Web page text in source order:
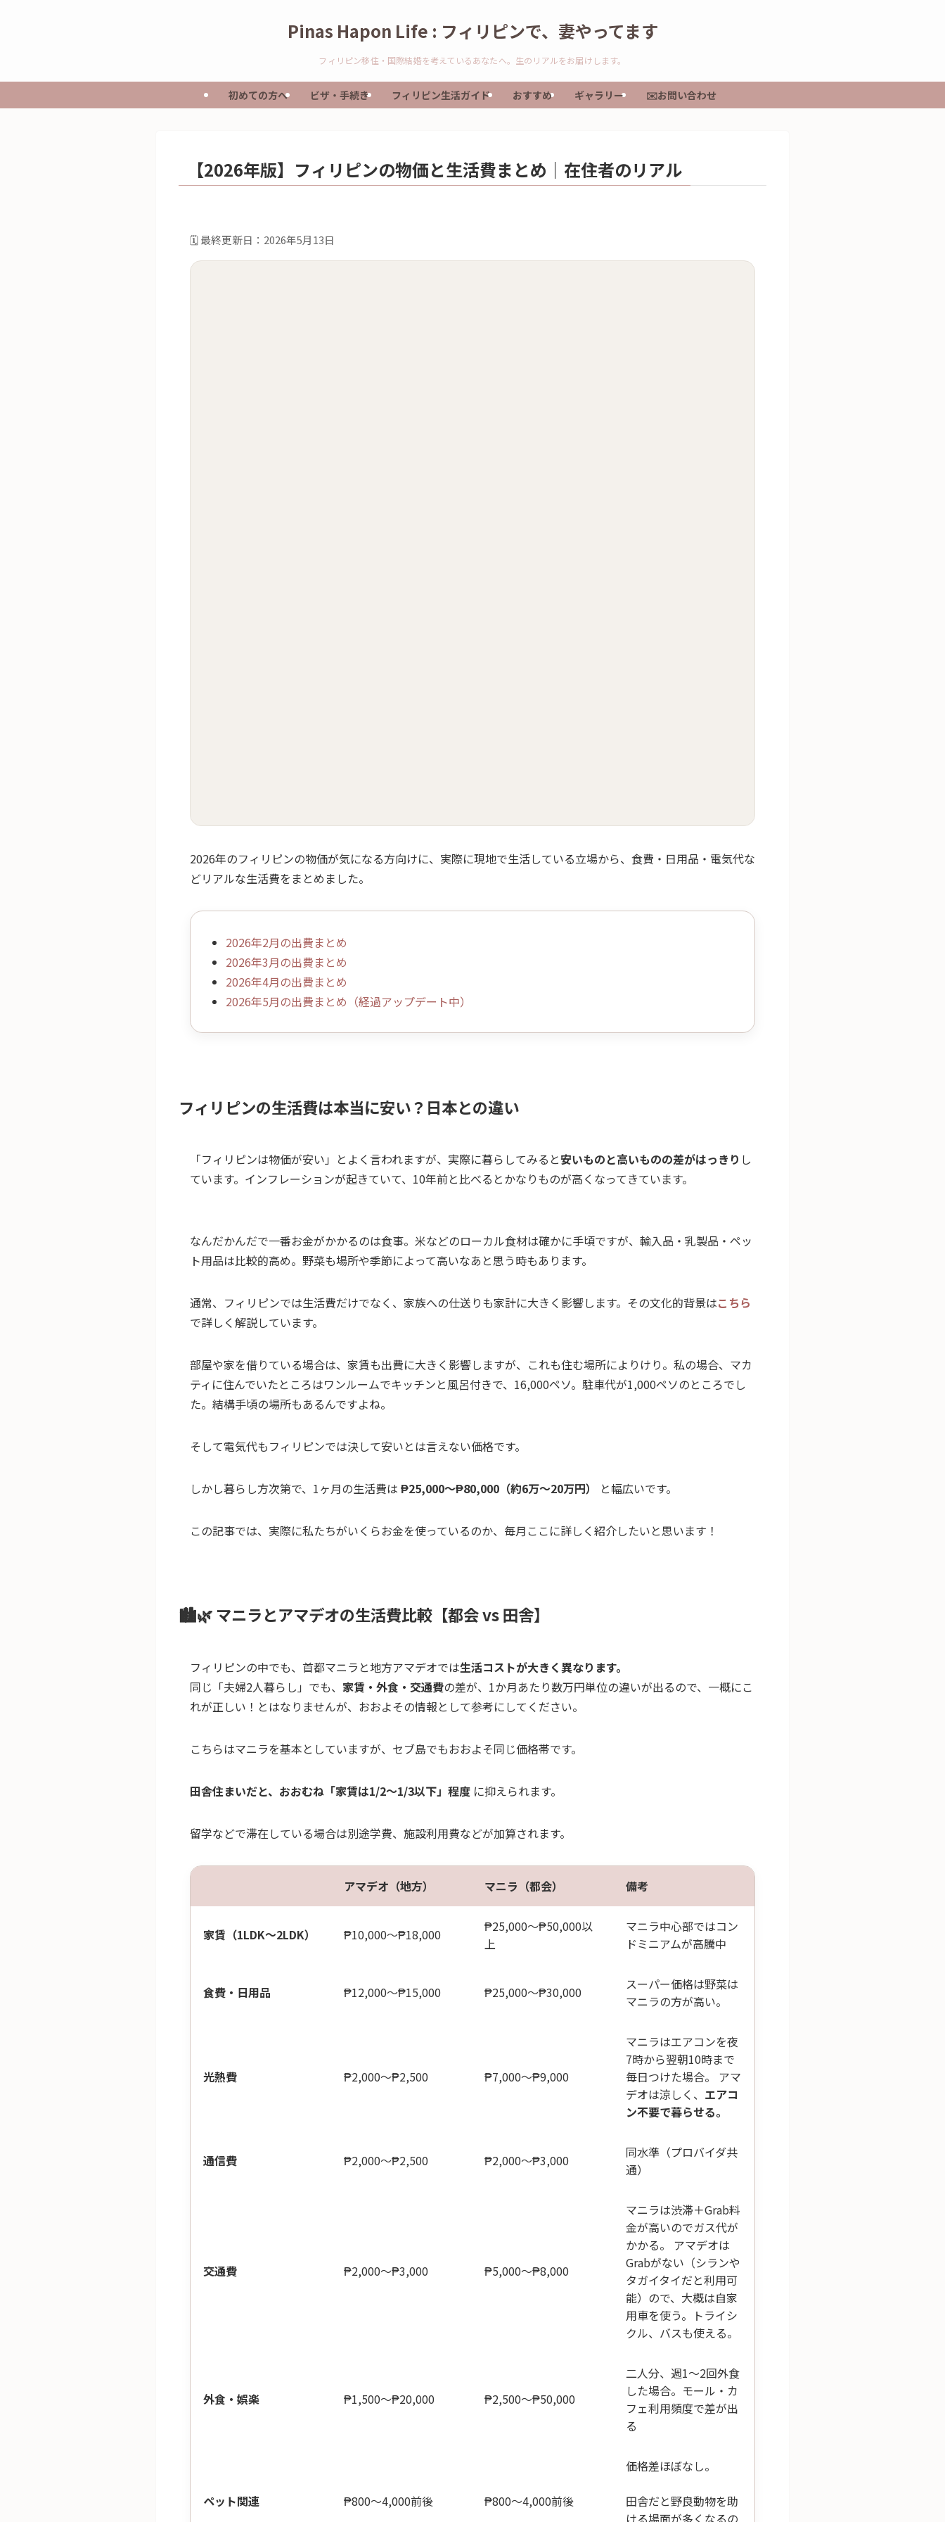
Pinas Hapon Life : フィリピンで、妻やってます
フィリピン移住・国際結婚を考えているあなたへ。生のリアルをお届けします。
初めての方へ ビザ・手続き フィリピン生活ガイド おすすめ ギャラリー ✉️お問い合わせ
【2026年版】フィリピンの物価と生活費まとめ｜在住者のリアル
🗓️ 最終更新日：2026年5月13日
2026年のフィリピンの物価が気になる方向けに、実際に現地で生活している立場から、食費・日用品・電気代な
どリアルな生活費をまとめました。
2026年2月の出費まとめ
2026年3月の出費まとめ
2026年4月の出費まとめ
2026年5月の出費まとめ（経過アップデート中）
フィリピンの生活費は本当に安い？日本との違い
「フィリピンは物価が安い」とよく言われますが、実際に暮らしてみると安いものと高いものの差がはっきり し
ています。インフレーションが起きていて、10年前と比べるとかなりものが高くなってきています。
なんだかんだで一番お金がかかるのは食事。米などのローカル食材は確かに手頃ですが、輸入品・乳製品・ペッ
ト用品は比較的高め。野菜も場所や季節によって高いなあと思う時もあります。
通常、フィリピンでは生活費だけでなく、家族への仕送りも家計に大きく影響します。その文化的背景はこちら
で詳しく解説しています。
部屋や家を借りている場合は、家賃も出費に大きく影響しますが、これも住む場所によりけり。私の場合、マカ
ティに住んでいたところはワンルームでキッチンと風呂付きで、16,000ペソ。駐車代が1,000ペソのところでし
た。結構手頃の場所もあるんですよね。
そして電気代もフィリピンでは決して安いとは言えない価格です。
しかし暮らし方次第で、1ヶ月の生活費は ₱25,000〜₱80,000（約6万〜20万円） と幅広いです。
この記事では、実際に私たちがいくらお金を使っているのか、毎月ここに詳しく紹介したいと思います！
🏙️🌿 マニラとアマデオの生活費比較【都会 vs 田舎】
フィリピンの中でも、首都マニラと地方アマデオでは生活コストが大きく異なります。
同じ「夫婦2人暮らし」でも、 家賃・外食・交通費の差が、1か月あたり数万円単位の違いが出るので、一概にこ
れが正しい！とはなりませんが、おおよその情報として参考にしてください。
こちらはマニラを基本としていますが、セブ島でもおおよそ同じ価格帯です。
田舎住まいだと、おおむね「家賃は1/2〜1/3以下」程度 に抑えられます。
留学などで滞在している場合は別途学費、施設利用費などが加算されます。
アマデオ（地方） マニラ（都会） 備考
家賃（1LDK〜2LDK） ₱10,000〜₱18,000
₱25,000〜₱50,000以
上
マニラ中心部ではコン
ドミニアムが高騰中
食費・日用品 ₱12,000〜₱15,000 ₱25,000〜₱30,000
スーパー価格は野菜は
マニラの方が高い。
光熱費 ₱2,000〜₱2,500 ₱7,000〜₱9,000
マニラはエアコンを夜
7時から翌朝10時まで
毎日つけた場合。 アマ
デオは涼しく、 エアコ
ン不要で暮らせる。
通信費 ₱2,000〜₱2,500 ₱2,000〜₱3,000
同水準（プロバイダ共
通）
交通費 ₱2,000〜₱3,000 ₱5,000〜₱8,000
マニラは渋滞＋Grab料
金が高いのでガス代が
かかる。 アマデオは
Grabがない（シランや
タガイタイだと利用可
能）ので、大概は自家
用車を使う。トライシ
クル、バスも使える。
外食・娯楽 ₱1,500〜₱20,000 ₱2,500〜₱50,000
二人分、週1〜2回外食
した場合。モール・カ
フェ利用頻度で差が出
る
ペット関連 ₱800〜4,000前後 ₱800〜4,000前後
価格差ほぼなし。
田舎だと野良動物を助
ける場面が多くなるの